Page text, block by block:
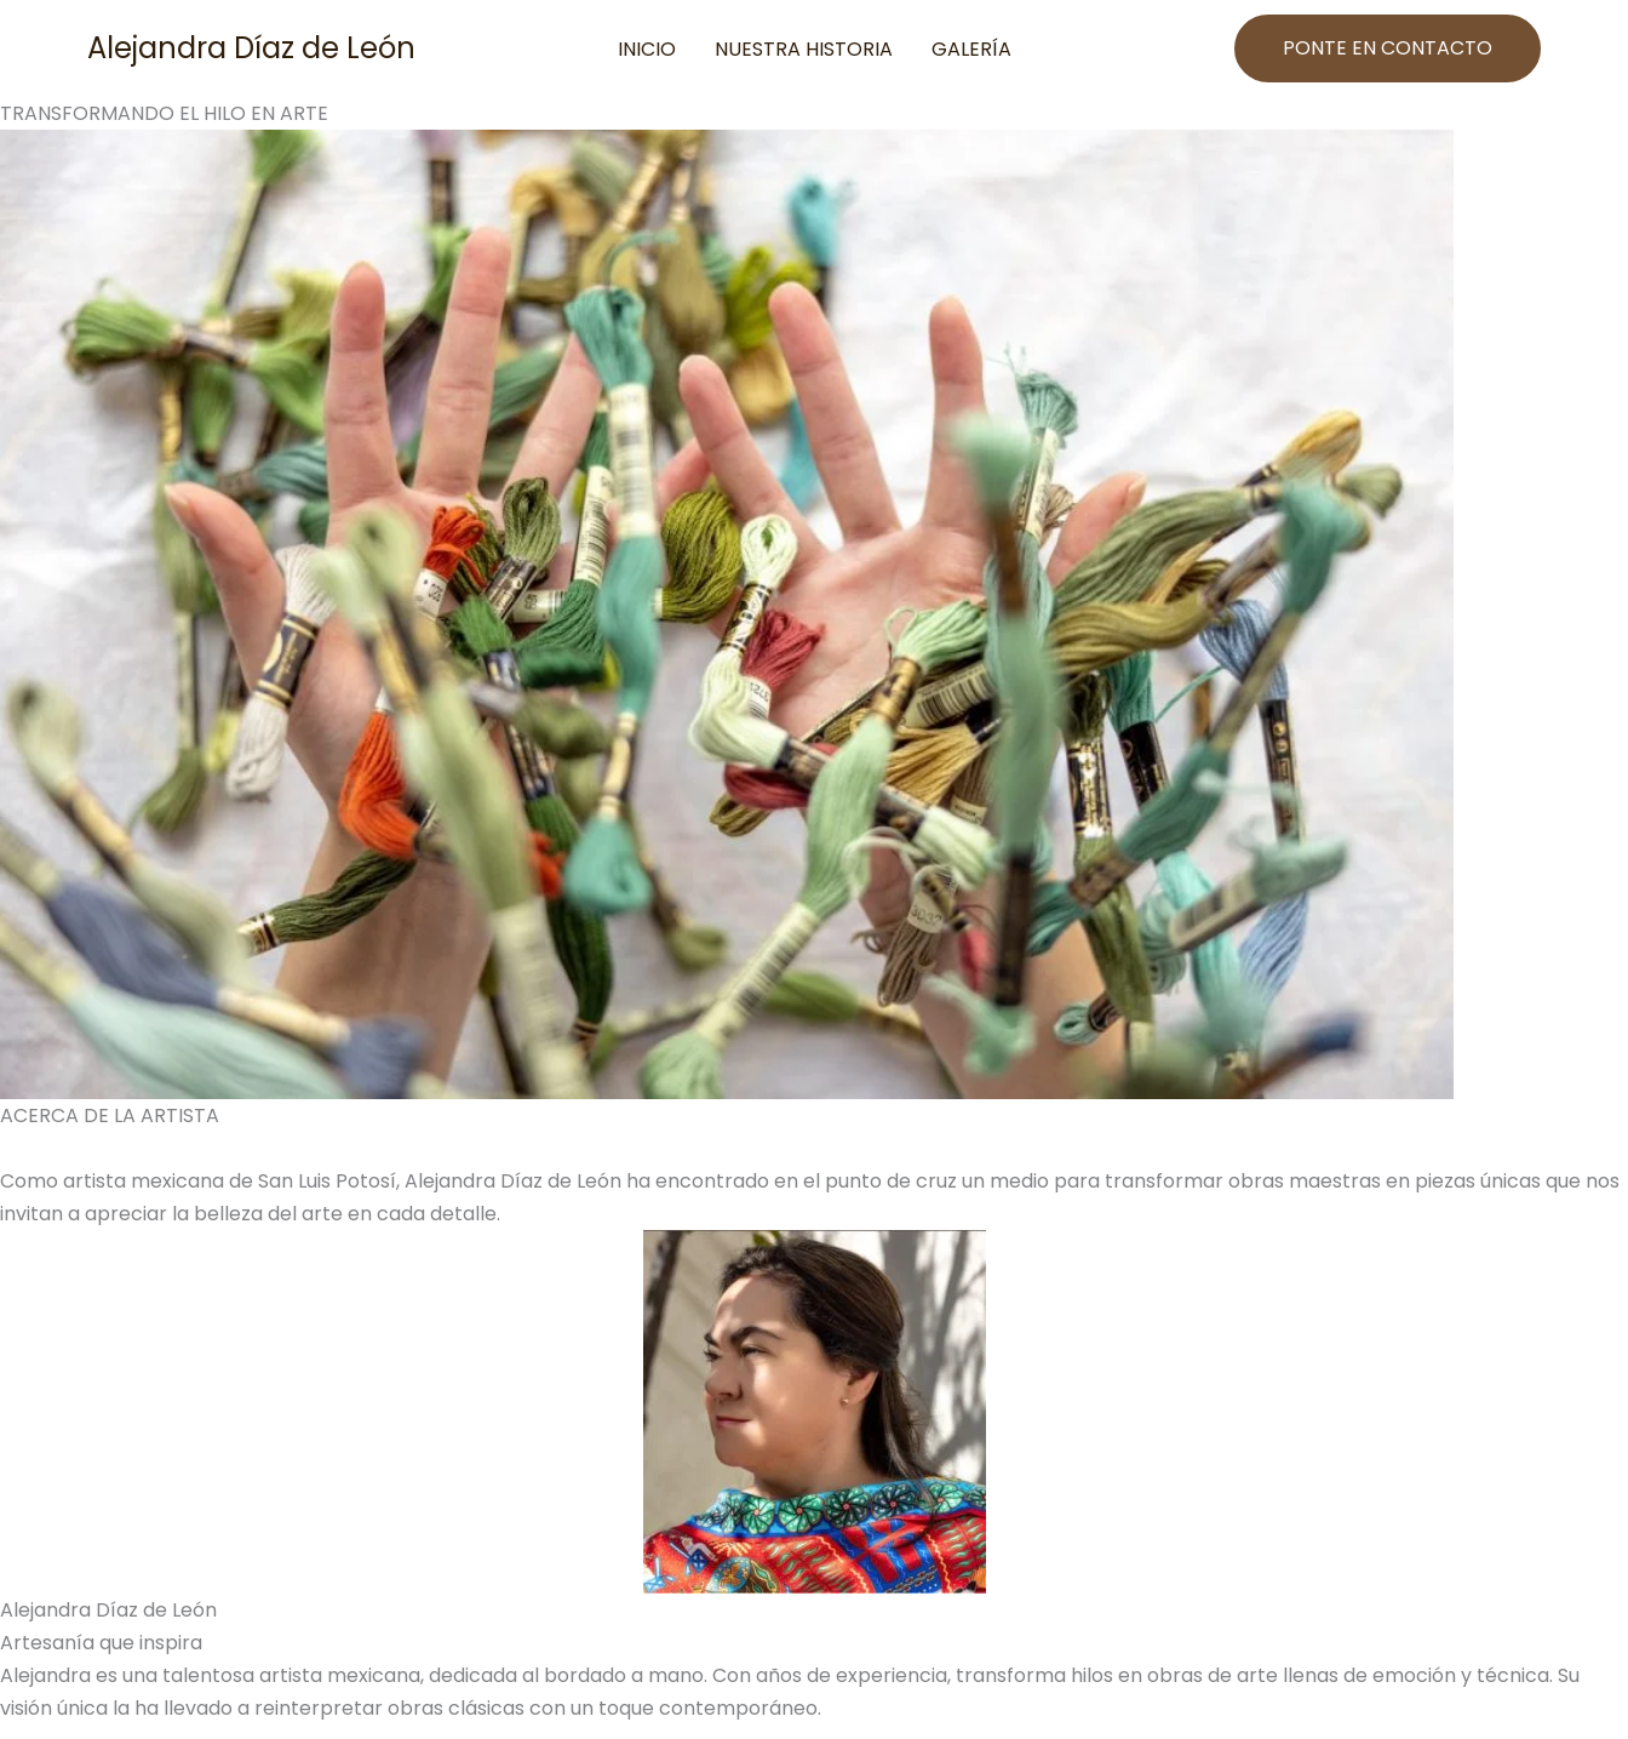
Alejandra Díaz de León INICIO NUESTRA HISTORIA GALERÍA PONTE EN CONTACTO
TRANSFORMANDO EL HILO EN ARTE
ACERCA DE LA ARTISTA
Como artista mexicana de San Luis Potosí, Alejandra Díaz de León ha encontrado en el punto de cruz un medio para transformar obras maestras en piezas únicas que nos
invitan a apreciar la belleza del arte en cada detalle.
Alejandra Díaz de León
Artesanía que inspira
Alejandra es una talentosa artista mexicana, dedicada al bordado a mano. Con años de experiencia, transforma hilos en obras de arte llenas de emoción y técnica. Su
visión única la ha llevado a reinterpretar obras clásicas con un toque contemporáneo.